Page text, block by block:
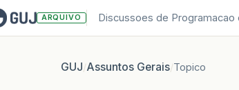
ARQUIVO Discussoes de Programacao
GUJ/Assuntos Gerais/Topico